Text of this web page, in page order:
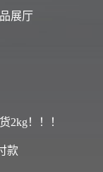
展厅
2kg！！！
款